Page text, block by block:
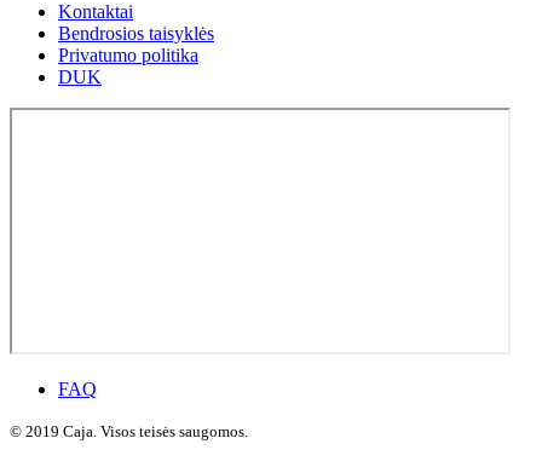
Kontaktai
Bendrosios taisyklės
Privatumo politika
DUK
FAQ
© 2019 Caja. Visos teisės saugomos.